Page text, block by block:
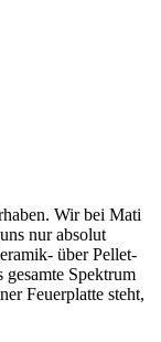
Wir bei Mati
nur absolut
über Pellet-
Spektrum
Feuerplatte steht,